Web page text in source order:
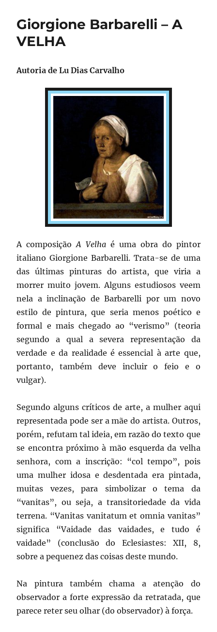
Giorgione Barbarelli – A
VELHA
Autoria de Lu Dias Carvalho
A composiçãoA Velha é uma obra do pintor
italiano Giorgione Barbarelli. Trata-se de uma
das últimas pinturas do artista, que viria a
morrer muito jovem. Alguns estudiosos veem
nela a inclinação de Barbarelli por um novo
estilo de pintura, que seria menos poético e
formal e mais chegado ao “verismo” (teoria
segundo a qual a severa representação da
verdade e da realidade é essencial à arte que,
portanto, também deve incluir o feio e o
vulgar).
Segundo alguns críticos de arte, a mulher aqui
representada pode ser a mãe do artista. Outros,
porém, refutam tal ideia, em razão do texto que
se encontra próximo à mão esquerda da velha
senhora, com a inscrição: “col tempo”, pois
uma mulher idosa e desdentada era pintada,
muitas vezes, para simbolizar o tema da
“vanitas”, ou seja, a transitoriedade da vida
terrena. “Vanitas vanitatum et omnia vanitas”
significa “Vaidade das vaidades, e tudo é
vaidade” (conclusão do Eclesiastes: XII, 8,
sobre a pequenez das coisas deste mundo.
Na pintura também chama a atenção do
observador a forte expressão da retratada, que
parece reter seu olhar (do observador) à força.